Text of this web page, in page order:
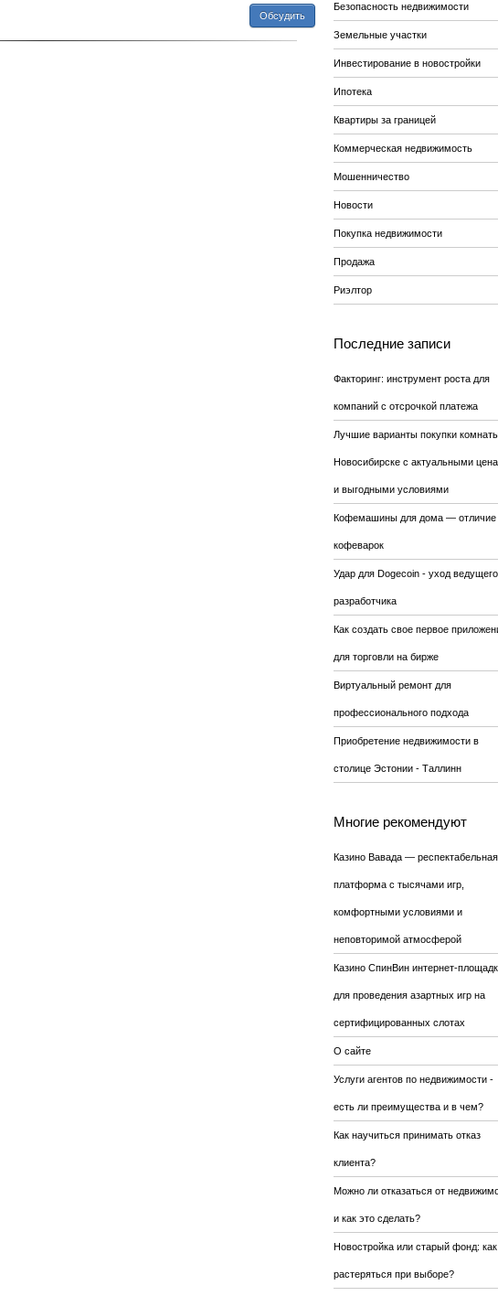
Обсудить
Безопасность недвижимости
Земельные участки
Инвестирование в новостройки
Ипотека
Квартиры за границей
Коммерческая недвижимость
Мошенничество
Новости
Покупка недвижимости
Продажа
Риэлтор
Последние записи
Факторинг: инструмент роста для
компаний с отсрочкой платежа
Лучшие варианты покупки
Новосибирске с актуальными
и выгодными условиями
Кофемашины для дома — отличие
кофеварок
Удар для Dogecoin - уход ведущего
разработчика
Как создать свое первое
для торговли на бирже
Виртуальный ремонт для
профессионального подхода
Приобретение недвижимости в
столице Эстонии - Таллинн
Многие рекомендуют
Казино Вавада — респектабельная
платформа с тысячами игр,
комфортными условиями и
неповторимой атмосферой
Казино СпинВин интернет-
для проведения азартных игр на
сертифицированных слотах
О сайте
Услуги агентов по недвижимости -
есть ли преимущества и в чем?
Как научиться принимать отказ
клиента?
Можно ли отказаться от
и как это сделать?
Новостройка или старый фонд:
растеряться при выборе?